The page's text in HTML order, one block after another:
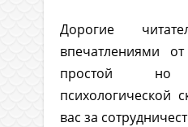
Дорогие
впечатлениями
простой но
психологической
вас за